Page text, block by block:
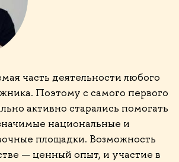
часть деятельности любого
Поэтому с самого первого
активно старались помогать
национальные и
площадки. Возможность
— ценный опыт, и участие в